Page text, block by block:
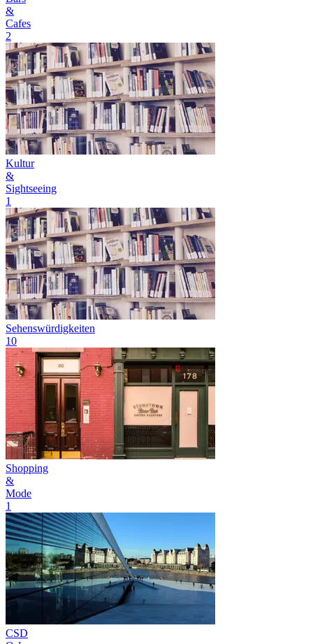
&
Cafes
2
Kultur
&
Sightseeing
1
Sehenswürdigkeiten
10
Shopping
&
Mode
1
CSD